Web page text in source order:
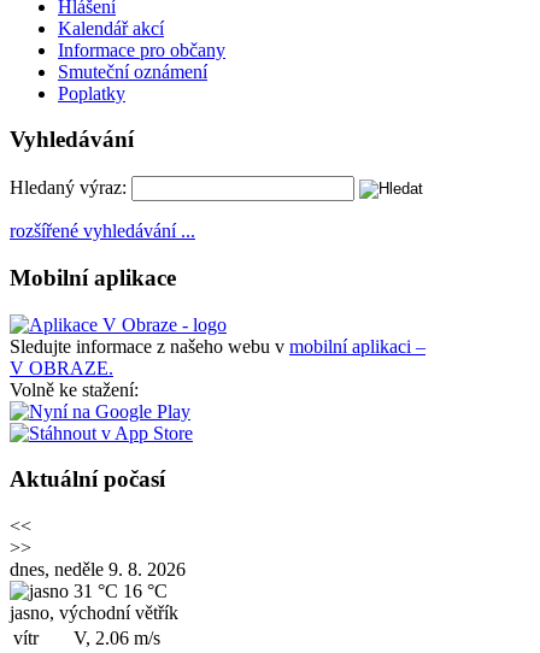
Hlášení
Kalendář akcí
Informace pro občany
Smuteční oznámení
Poplatky
Vyhledávání
Hledaný výraz:
rozšířené vyhledávání ...
Mobilní aplikace
Sledujte informace z našeho webu v mobilní aplikaci –
V OBRAZE.
Volně ke stažení:
Aktuální počasí
<<
>>
dnes, neděle 9. 8. 2026
31 °C 16 °C
jasno, východní větřík
vítr
V, 2.06 m/s